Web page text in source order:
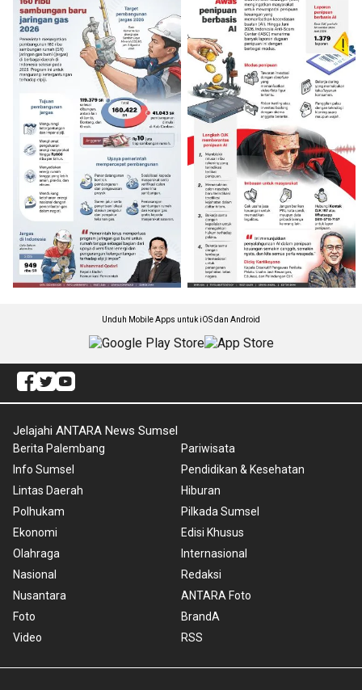
Unduh Mobile Apps untuk iOS dan Android
Jelajahi ANTARA News Sumsel
Berita Palembang
Info Sumsel
Lintas Daerah
Polhukam
Ekonomi
Olahraga
Nasional
Nusantara
Foto
Video
Pariwisata
Pendidikan & Kesehatan
Hiburan
Pilkada Sumsel
Edisi Khusus
Internasional
Redaksi
ANTARA Foto
BrandA
RSS